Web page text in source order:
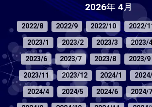
2026年 4月
2022/8 2022/9 2022/10 2022/
2023/1
2023/2 2023/3 2023/4
2023/6
2023/7 2023/8 2023/9
2023/11
2023/12 2024/1
2024/4
2024/5 2024/6 2024/7